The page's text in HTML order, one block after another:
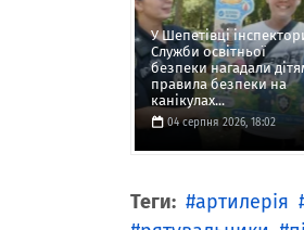
У Шепетівці
Служби освітньої
безпеки нагадали
правила безпеки на
канікулах...
04 серпня 2026, 18:02
Теги: артилерія